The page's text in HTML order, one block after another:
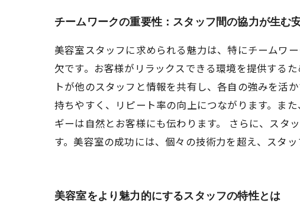
チームワークの重要性：スタッフ間の協力が生む
美容室スタッフに求められる魅力は、特にチームワ
欠です。お客様がリラックスできる環境を提供する
トが他のスタッフと情報を共有し、各自の強みを活
持ちやすく、リピート率の向上につながります。ま
ギーは自然とお客様にも伝わります。 さらに、スタ
す。美容室の成功には、個々の技術力を超え、スタ
美容室をより魅力的にするスタッフの特性とは